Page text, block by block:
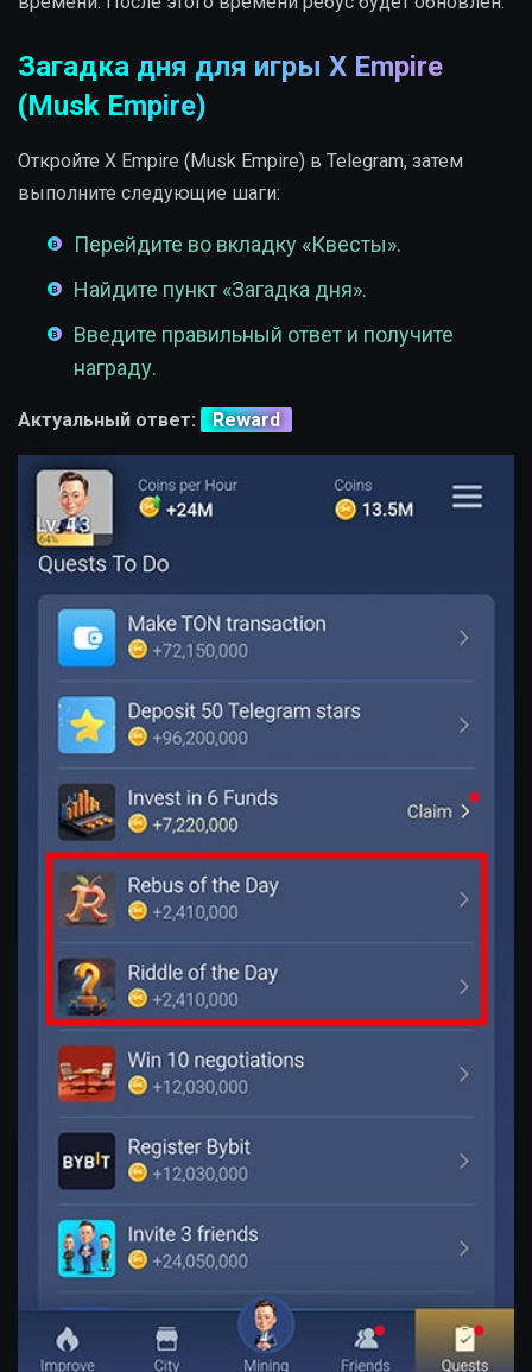
Загадка дня для игры X Empire
(Musk Empire)
Откройте X Empire (Musk Empire) в Telegram, затем
выполните следующие шаги:
Перейдите во вкладку «Квесты».
Найдите пункт «Загадка дня».
Введите правильный ответ и получите
награду.
Актуальный ответ: Reward